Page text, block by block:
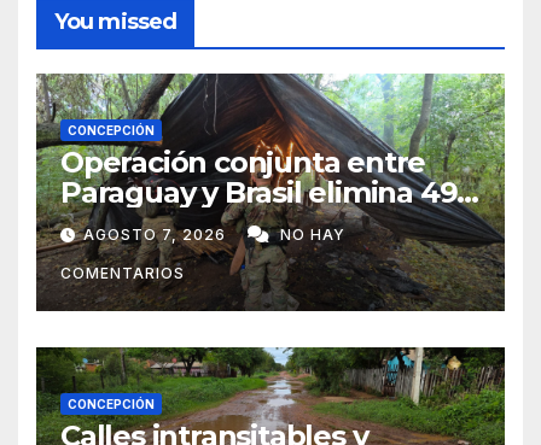
You missed
CONCEPCIÓN
Operación conjunta entre
Paraguay y Brasil elimina 498
toneladas de marihuana en
Amambay
AGOSTO 7, 2026 NO HAY
COMENTARIOS
CONCEPCIÓN
Calles intransitables y